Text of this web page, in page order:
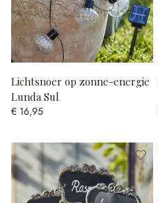
Lichtsnoer op zonne-energie
Lunda Sul
€ 16,95